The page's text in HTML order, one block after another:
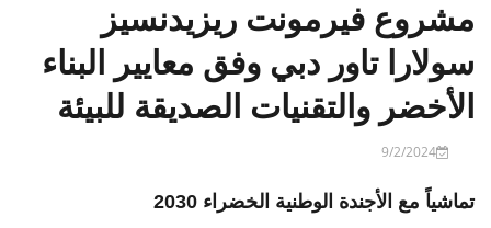
مشروع فيرمونت ريزيدنسيز
سولارا تاور دبي وفق معايير البناء
الأخضر والتقنيات الصديقة للبيئة
9/2/2024
تماشياً مع الأجندة الوطنية الخضراء 2030